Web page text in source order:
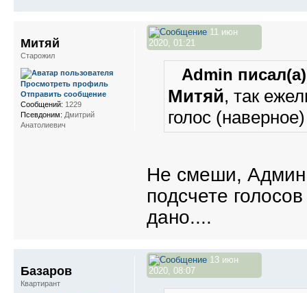
11 июн
2020, 01:21
Admin
Митяй, так
голос
Не смеши, Админ.
подсчете
дано....
Митяй
Старожил
Просмотреть профиль
Отправить сообщение
Сообщений: 1229
Псевдоним: Дмитрий
Анатолиевич
13 июн
2020, 08:07
Базаров
Квартирант